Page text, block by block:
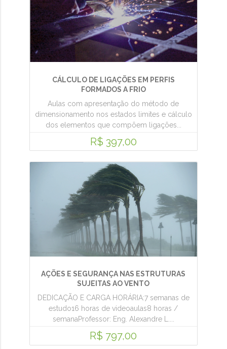
CÁLCULO DE LIGAÇÕES EM PERFIS
FORMADOS A FRIO
Aulas com apresentação do método de
dimensionamento nos estados limites e cálculo
dos elementos que compõem ligações...
R$ 397,00
AÇÕES E SEGURANÇA NAS ESTRUTURAS
SUJEITAS AO VENTO
DEDICAÇÃO E CARGA HORÁRIA:7 semanas de
estudo16 horas de videoaulas8 horas /
semanaProfessor: Eng. Alexandre L....
R$ 797,00